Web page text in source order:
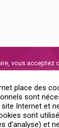
vous acceptez
sur notre
place des
sont
Internet et
sont
d’analyse) et